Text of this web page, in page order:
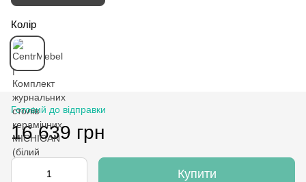
Колір
Готовий до відправки
16 639 грн
Купити